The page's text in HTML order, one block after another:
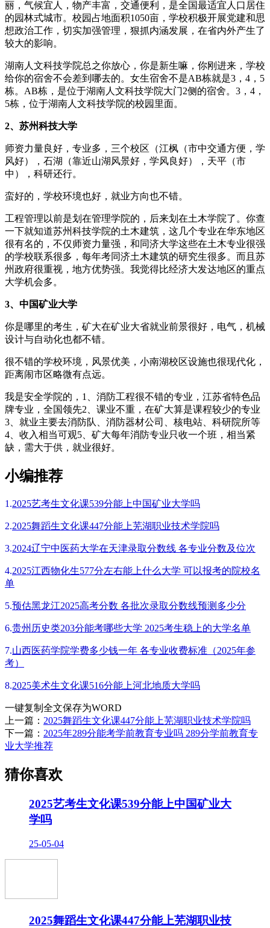
丽，气候宜人，物产丰富，交通便利，是全国最适宜人口居住
的园林式城市。校园占地面积1050亩，学校积极开展党建和思
想政治工作，切实加强管理，狠抓内涵发展，在省内外产生了
较大的影响。
湖南人文科技学院总之你放心，你是新生嘛，你刚进来，学校
给你的宿舍不会差到哪去的。女生宿舍不是AB栋就是3，4，5
栋。AB栋，是位于湖南人文科技学院大门2侧的宿舍。3，4，
5栋，位于湖南人文科技学院的校园里面。
2、苏州科技大学
师资力量良好，专业多，三个校区（江枫（市中交通方便，学
风好），石湖（靠近山湖风景好，学风良好），天平（市
中），科研还行。
蛮好的，学校环境也好，就业方向也不错。
工程管理以前是划在管理学院的，后来划在土木学院了。你查
一下就知道苏州科技学院的土木建筑，这几个专业在华东地区
很有名的，不仅师资力量强，和同济大学这些在土木专业很强
的学校联系很多，每年考同济土木建筑的研究生很多。而且苏
州政府很重视，地方优势强。我觉得比经济大发达地区的重点
大学机会多。
3、中国矿业大学
你是哪里的考生，矿大在矿业大省就业前景很好，电气，机械
设计与自动化也都不错。
很不错的学校环境，风景优美，小南湖校区设施也很现代化，
距离闹市区略微有点远。
我是安全学院的，1、消防工程很不错的专业，江苏省特色品
牌专业，全国领先2、课业不重，在矿大算是课程较少的专业
3、就业主要去消防队、消防器材公司、核电站、科研院所等
4、收入相当可观5、矿大每年消防专业只收一个班，相当紧
缺，需大于供，就业很好。
小编推荐
1.2025艺考生文化课539分能上中国矿业大学吗
2.2025舞蹈生文化课447分能上芜湖职业技术学院吗
3.2024辽宁中医药大学在天津录取分数线 各专业分数及位次
4.2025江西物化生577分左右能上什么大学 可以报考的院校名
单
5.预估黑龙江2025高考分数 各批次录取分数线预测多少分
6.贵州历史类203分能考哪些大学 2025考生稳上的大学名单
7.山西医药学院学费多少钱一年 各专业收费标准（2025年参
考）
8.2025美术生文化课516分能上河北地质大学吗
一键复制全文保存为WORD
上一篇： 2025舞蹈生文化课447分能上芜湖职业技术学院吗
下一篇： 2025年289分能考学前教育专业吗 289分学前教育专
业大学推荐
猜你喜欢
2025艺考生文化课539分能上中国矿业大
学吗
25-05-04
2025舞蹈生文化课447分能上芜湖职业技